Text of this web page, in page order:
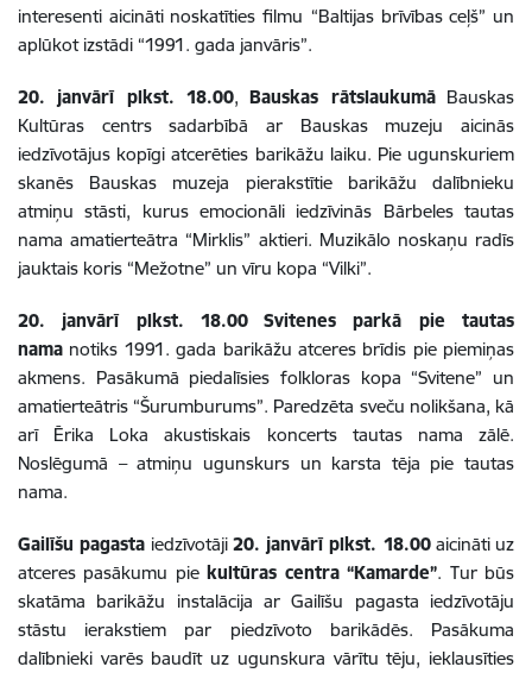
interesenti aicināti noskatīties filmu “Baltijas brīvības ceļš” un
aplūkot izstādi “1991. gada janvāris”.
20. janvārī plkst. 18.00,Bauskas rātslaukumāBauskas
Kultūras centrs sadarbībā ar Bauskas muzeju aicinās
iedzīvotājus kopīgi atcerēties barikāžu laiku. Pie ugunskuriem
skanēs Bauskas muzeja pierakstītie barikāžu dalībnieku
atmiņu stāsti, kurus emocionāli iedzīvinās Bārbeles tautas
nama amatierteātra “Mirklis” aktieri. Muzikālo noskaņu radīs
jauktais koris “Mežotne” un vīru kopa “Vilki”.
20. janvārī plkst. 18.00
Svitenes parkā pie tautas
nama notiks 1991. gada barikāžu atceres brīdis pie piemiņas
akmens. Pasākumā piedalīsies folkloras kopa “Svitene” un
amatierteātris “Šurumburums”. Paredzēta sveču nolikšana, kā
arī Ērika Loka akustiskais koncerts tautas nama zālē.
Noslēgumā – atmiņu ugunskurs un karsta tēja pie tautas
nama.
Gailīšu pagasta iedzīvotāji 20. janvārī plkst. 18.00aicināti uz
atceres pasākumu pie kultūras centra “Kamarde”. Tur būs
skatāma barikāžu instalācija ar Gailīšu pagasta iedzīvotāju
stāstu ierakstiem par piedzīvoto barikādēs. Pasākuma
dalībnieki varēs baudīt uz ugunskura vārītu tēju, ieklausīties